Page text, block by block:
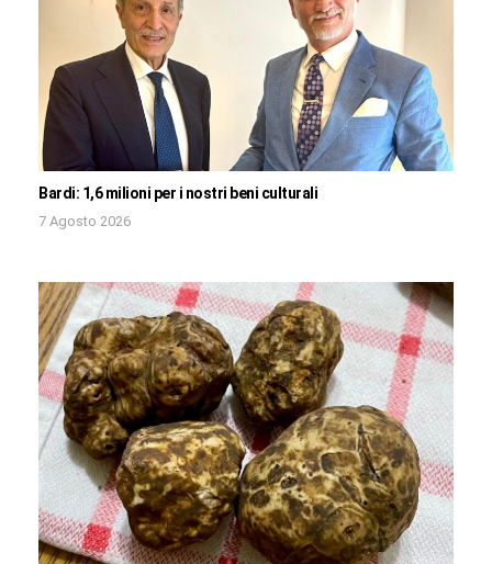
Bardi: 1,6 milioni per i nostri beni culturali
7 Agosto 2026